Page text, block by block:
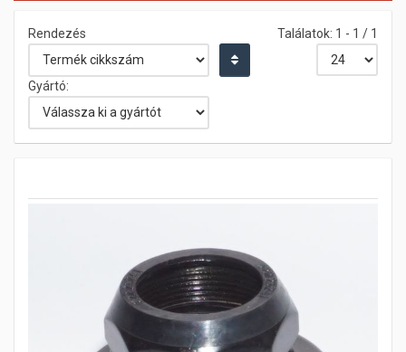
Rendezés
Gyártó:
Találatok: 1 - 1 / 1